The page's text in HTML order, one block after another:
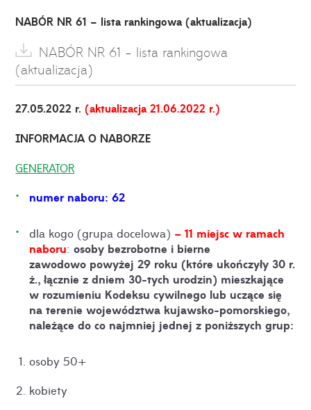
NABÓR NR 61 – lista rankingowa (aktualizacja)
NABÓR NR 61 - lista rankingowa
(aktualizacja)
27.05.2022 r.(aktualizacja 21.06.2022 r.)
INFORMACJA O NABORZE
GENERATOR
numer naboru: 62
dla kogo (grupa docelowa) – 11 miejsc w ramach
naboru:osoby bezrobotne i bierne
zawodowo powyżej 29 roku (które ukończyły 30 r.
ż., łącznie z dniem 30-tych urodzin) mieszkające
w rozumieniu Kodeksu cywilnego lub uczące się
na terenie województwa kujawsko-pomorskiego,
należące do co najmniej jednej z poniższych grup:
osoby 50+
kobiety